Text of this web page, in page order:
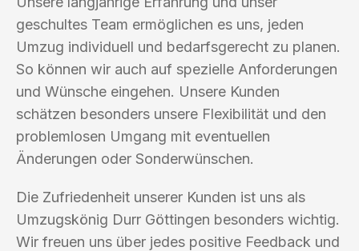
geschultes Team ermöglichen es uns, jeden
Umzug individuell und bedarfsgerecht zu planen.
So können wir auch auf spezielle Anforderungen
und Wünsche eingehen. Unsere Kunden
schätzen besonders unsere Flexibilität und den
problemlosen Umgang mit eventuellen
Änderungen oder Sonderwünschen.
Die Zufriedenheit unserer Kunden ist uns als
Umzugskönig Durr Göttingen besonders wichtig.
Wir freuen uns über jedes positive Feedback und